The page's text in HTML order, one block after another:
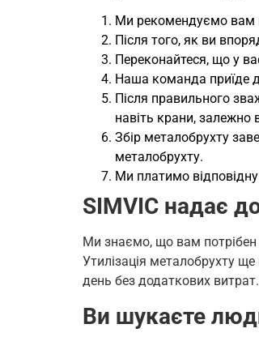
Ми рекомендуємо вам
Після того, як ви
Переконайтеся, що у
Наша команда приїде
Після правильного
навіть крани, залежно
Збір металобрухту
металобрухту.
Ми платимо
SIMVIC надає
Ми знаємо, що вам потрібен
Утилізація металобрухту
день без додаткових витрат.
Ви шукаєте